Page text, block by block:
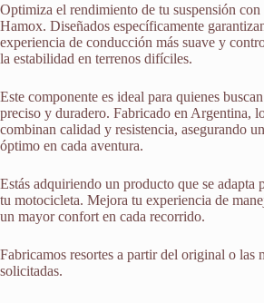
Optimiza el rendimiento de tu suspensión con
Hamox. Diseñados específicamente
experiencia de conducción más suave y
la estabilidad en terrenos difíciles.
Este componente es ideal para quienes
preciso y duradero. Fabricado en Argentina,
combinan calidad y resistencia, asegurando
óptimo en cada aventura.
Estás adquiriendo un producto que se adapta
tu motocicleta. Mejora tu experiencia de
un mayor confort en cada recorrido.
Fabricamos resortes a partir del original o las
solicitadas.